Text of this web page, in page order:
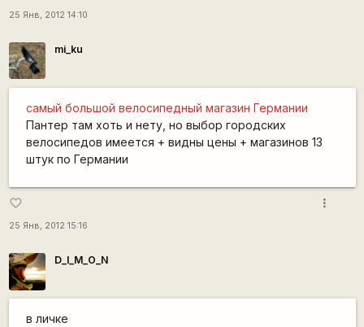
25 Янв, 2012 14:10
mi_ku
самый большой велосипедный магазин Германии
Пантер там хоть и нету, но выбор городских
велосипедов имеется + видны цены + магазинов 13
штук по Германии
favorite_border
25 Янв, 2012 15:16
more_vert
D_I_M_O_N
в личке